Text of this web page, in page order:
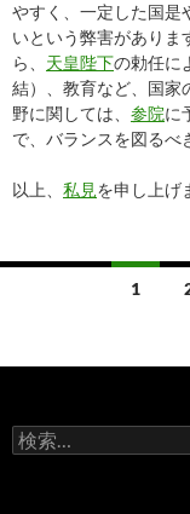
やすく、一定した国是
いという弊害がありま
ら、 天皇陛下の勅任に
結）、教育など、国家
野に関しては、 参院に
で、バランスを図るべ
以上、 私見を申し上げ
ナ
ゲ
1
検
索: